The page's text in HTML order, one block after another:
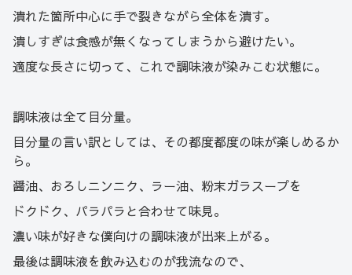
潰れた箇所中心に手で裂きながら全体を潰す。
潰しすぎは食感が無くなってしまうから避けたい。
適度な長さに切って、これで調味液が染みこむ状態に。
調味液は全て目分量。
目分量の言い訳としては、その都度都度の味が楽しめるか
ら。
醤油、おろしニンニク、ラー油、粉末ガラスープを
ドクドク、パラパラと合わせて味見。
濃い味が好きな僕向けの調味液が出来上がる。
最後は調味液を飲み込むのが我流なので、